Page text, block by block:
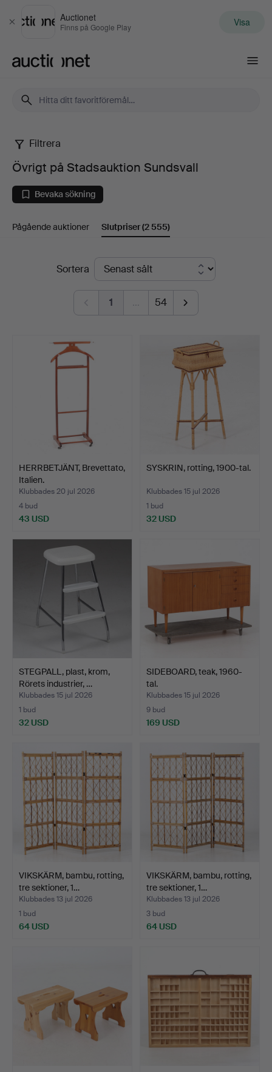
Stäng
Auctionet
Finns på Google Play Visa
Övrigt
på
Stadsauktion
Sundsvall
Filtrera
Övrigt på Stadsauktion Sundsvall
Bevaka sökning
Pågående auktioner Slutpriser(2 555)
SlutpriserSortera
1 … 54
HERRBETJÄNT, Brevettato,
Italien.
Klubbades 20 jul 2026
4 bud
43 USD
SYSKRIN, rotting, 1900-tal.
Klubbades 15 jul 2026
1 bud
32 USD
STEGPALL, plast, krom,
Rörets industrier, …
Klubbades 15 jul 2026
1 bud
32 USD
SIDEBOARD, teak, 1960-
tal.
Klubbades 15 jul 2026
9 bud
169 USD
VIKSKÄRM, bambu, rotting,
tre sektioner, 1…
Klubbades 13 jul 2026
1 bud
64 USD
VIKSKÄRM, bambu, rotting,
tre sektioner, 1…
Klubbades 13 jul 2026
3 bud
64 USD